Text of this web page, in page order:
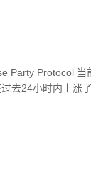
Party Protocol 当
去24小时内上涨